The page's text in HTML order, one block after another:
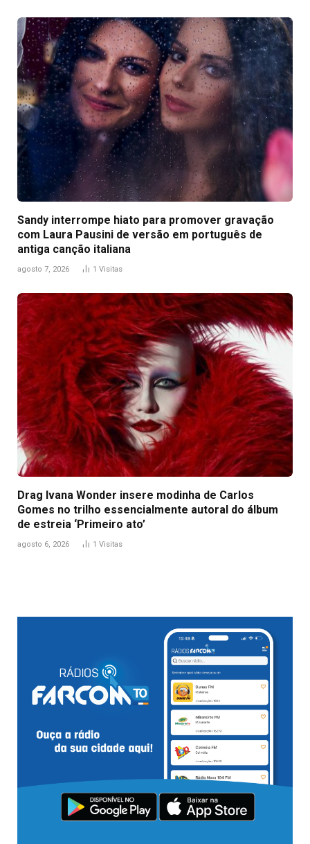
Sandy interrompe hiato para promover gravação
com Laura Pausini de versão em português de
antiga canção italiana
agosto 7, 2026 1 Visitas
Drag Ivana Wonder insere modinha de Carlos
Gomes no trilho essencialmente autoral do álbum
de estreia ‘Primeiro ato’
agosto 6, 2026 1 Visitas